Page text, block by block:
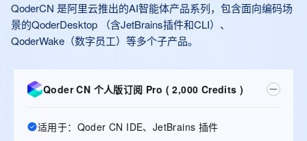
QoderCN 是阿里云推出的AI智能体产品系列，包含面向编码场
景的QoderDesktop （含JetBrains插件和CLI）、
QoderWake（数字员工）等多个子产品。
Qoder CN 个人版订阅 Pro ( 2,000 Credits )
适用于：Qoder CN IDE、JetBrains 插件